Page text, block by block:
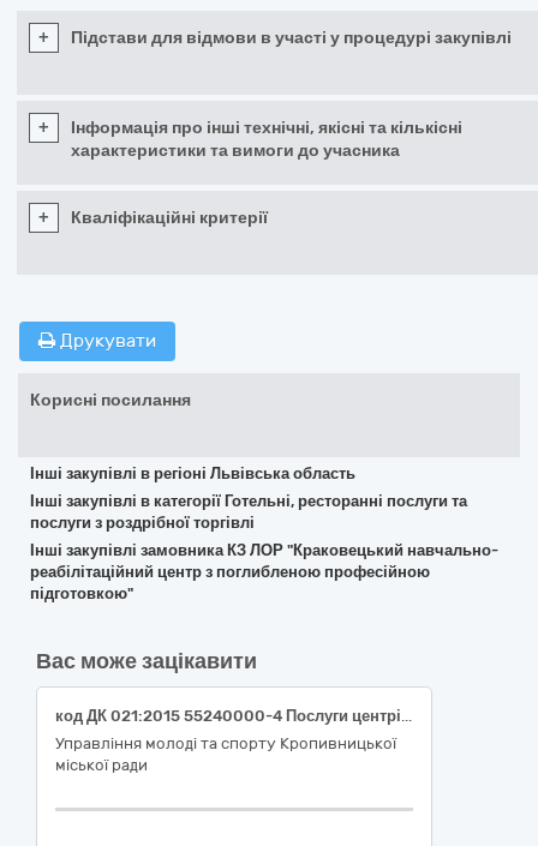
+ Підстави для відмови в участі у процедурі закупівлі
+
Інформація про інші технічні, якісні та кількісні
характеристики та вимоги до учасника
+ Кваліфікаційні критерії
Друкувати
Корисні посилання
Інші закупівлі в регіоні Львівська область
Інші закупівлі в категорії Готельні, ресторанні послуги та
послуги з роздрібної торгівлі
Інші закупівлі замовника КЗ ЛОР "Краковецький навчально-
реабілітаційний центр з поглибленою професійною
підготовкою"
Вас може зацікавити
код ДК 021:2015 55240000-4 Послуги центрів і будинків відпочинку (послуги з оздоровлення дітей, які потребують особливої соціальної уваги та підтримки)
Управління молоді та спорту Кропивницької
міської ради